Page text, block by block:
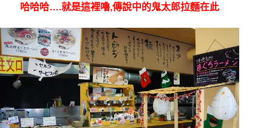
哈哈哈….就是這裡嚕,傳說中的鬼太郎拉麵在此